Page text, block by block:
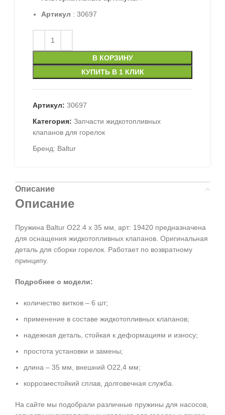
Артикул : 30697
В КОРЗИНУ
КУПИТЬ В 1 КЛИК
Артикул: 30697
Категория: Запчасти жидкотопливных
клапанов для горелок
Бренд: Baltur
Описание
Описание
Пружина Baltur O22.4 x 35 мм, арт: 19420 предназначена
для оснащения жидкотопливных клапанов. Оригинальная
деталь для сборки горелок. Работает по возвратному
принципу.
Подробнее о модели:
количество витков – 6 шт;
применение в составе жидкотопливных клапанов;
надежная деталь, стойкая к деформациям и износу;
простота установки и замены;
длина – 35 мм, внешний O22,4 мм;
коррозиестойкий сплав, долговечная служба.
На сайте мы подобрали различные пружины для насосов,